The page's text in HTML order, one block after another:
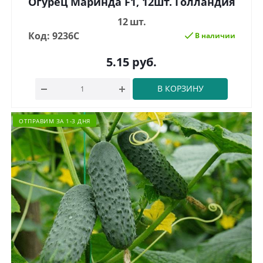
12 шт.
Код: 9236С
В наличии
5.15 руб.
В КОРЗИНУ
ОТПРАВИМ ЗА 1-3 ДНЯ